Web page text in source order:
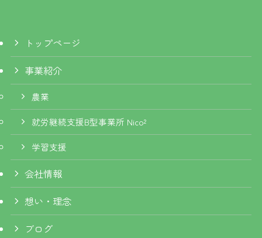
トップページ
事業紹介
農業
就労継続支援B型事業所 Nico²
学習支援
会社情報
想い・理念
ブログ